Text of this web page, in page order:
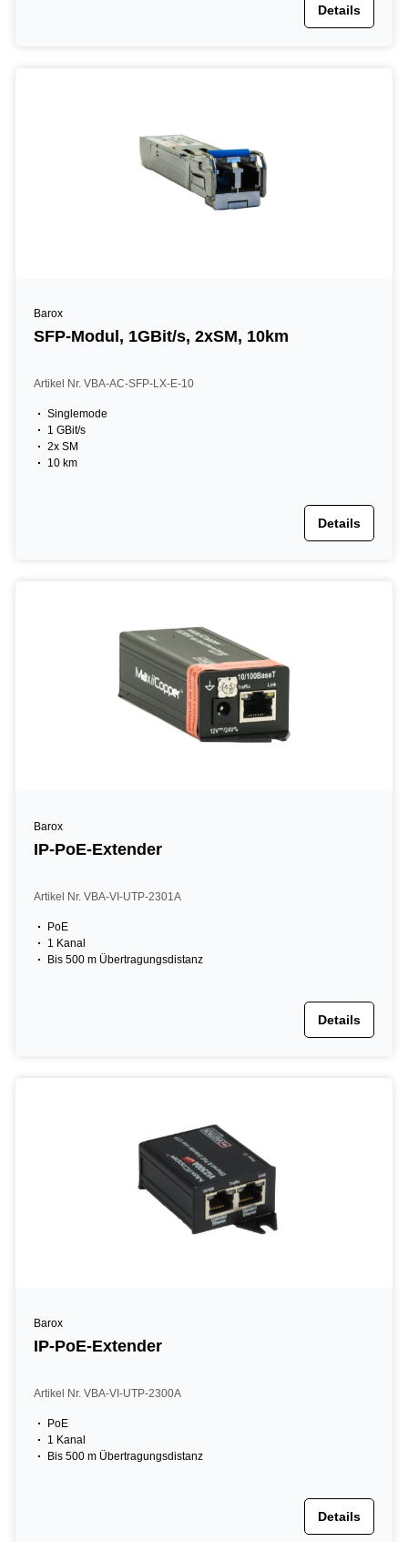
Details
Barox
SFP-Modul, 1GBit/s, 2xSM, 10km
Artikel Nr. VBA-AC-SFP-LX-E-10
Singlemode
1 GBit/s
2x SM
10 km
Details
Barox
IP-PoE-Extender
Artikel Nr. VBA-VI-UTP-2301A
PoE
1 Kanal
Bis 500 m Übertragungsdistanz
Details
Barox
IP-PoE-Extender
Artikel Nr. VBA-VI-UTP-2300A
PoE
1 Kanal
Bis 500 m Übertragungsdistanz
Details